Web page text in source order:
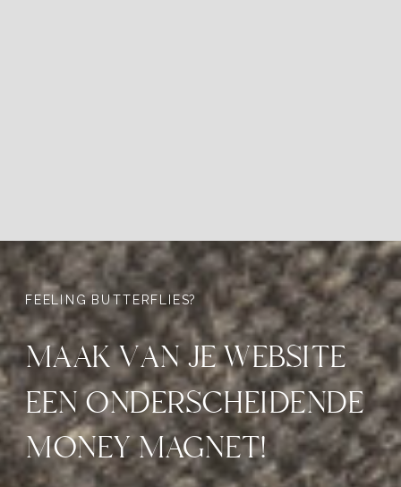
MAAK VAN JE WEBSITE
EEN ONDERSCHEIDENDE
MONEY MAGNET!
FEELING BUTTERFLIES?